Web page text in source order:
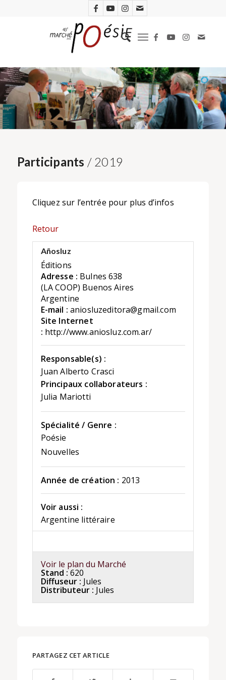
Participants / 2019
Cliquez sur l’entrée pour plus d’infos
Retour
Añosluz
Éditions
Adresse : Bulnes 638
(LA COOP) Buenos Aires
Argentine
E-mail : aniosluzeditora@gmail.com
Site Internet
: http://www.aniosluz.com.ar/
Responsable(s) :
Juan Alberto Crasci
Principaux collaborateurs :
Julia Mariotti
Spécialité / Genre :
Poésie
Nouvelles
Année de création : 2013
Voir aussi :
Argentine littéraire
Voir le plan du Marché
Stand : 620
Diffuseur : Jules
Distributeur : Jules
PARTAGEZ CET ARTICLE